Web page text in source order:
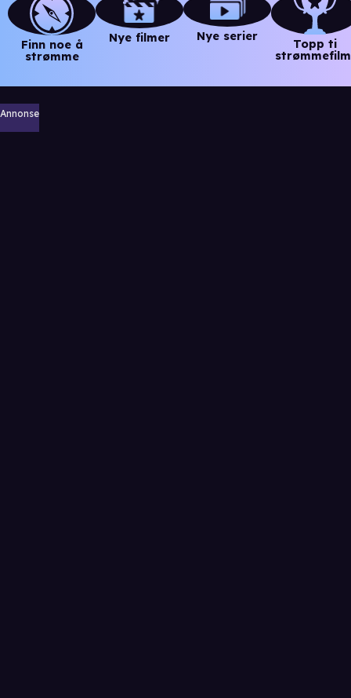
Finn noe å
strømme
Nye filmer Nye serier
Topp ti
Annonse